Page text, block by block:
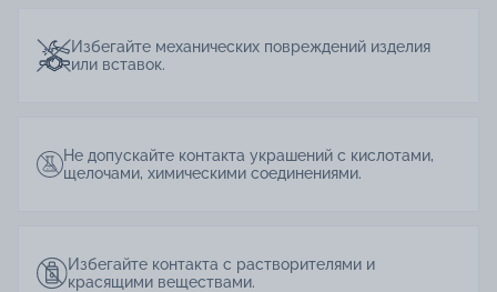
Избегайте механических повреждений изделия
или вставок.
Не допускайте контакта украшений с кислотами,
щелочами, химическими соединениями.
Избегайте контакта с растворителями и
красящими веществами.